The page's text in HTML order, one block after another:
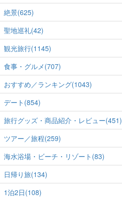
絶景(625)
聖地巡礼(42)
観光旅行(1145)
食事・グルメ(707)
おすすめ／ランキング(1043)
デート(854)
旅行グッズ・商品紹介・レビュー(451)
ツアー／旅程(259)
海水浴場・ビーチ・リゾート(83)
日帰り旅(134)
1泊2日(108)